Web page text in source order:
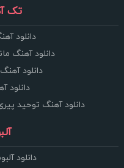
تک
دانلود
دانلود آهنگ
دانلود
دانلود
دانلود آهنگ توحید
دانلود